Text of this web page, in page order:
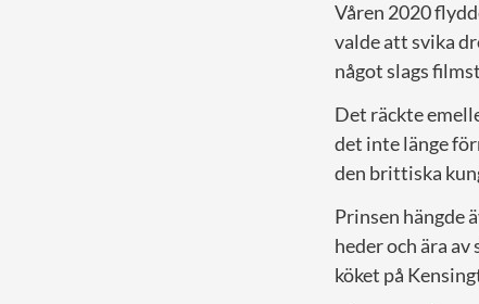
Våren 2020
valde att svika
något slags
Det räckte
det inte länge
den brittiska
Prinsen hängde
heder och ära
köket på